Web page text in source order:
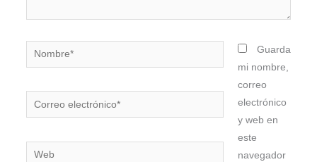
Nombre*
Correo
electrónico*
Web
Guarda
mi nombre,
correo
electrónico
y web en
este
navegador